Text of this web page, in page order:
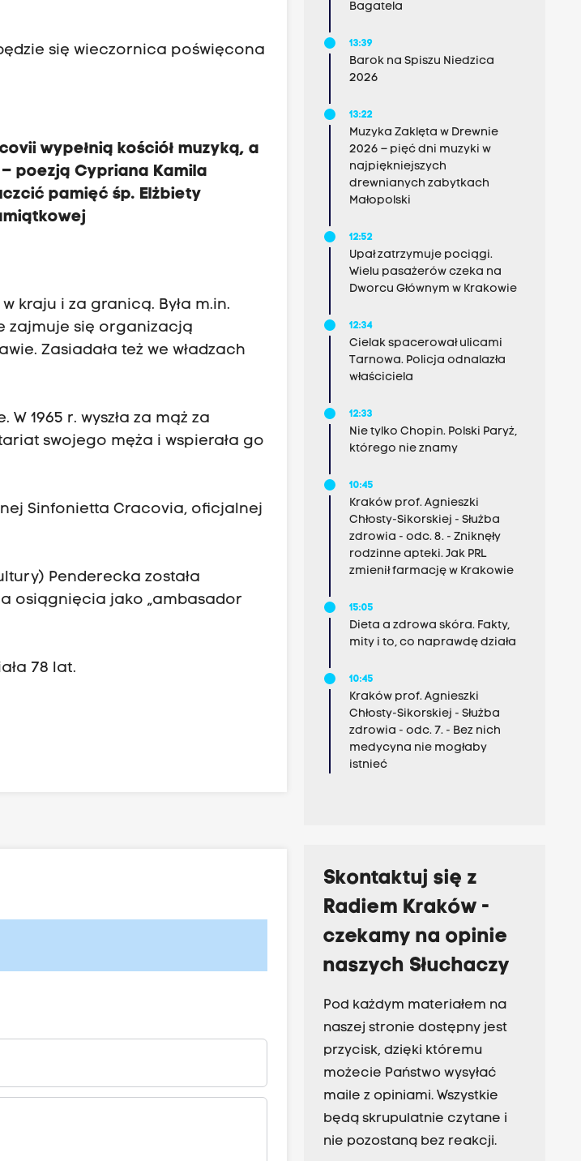
się wieczornica poświęcona
wypełnią kościół muzyką, a
poezją Cypriana Kamila
pamięć śp. Elżbiety
kraju i za granicą. Była m.in.
zajmuje się organizacją
Zasiadała też we władzach
1965 r. wyszła za mąż za
swojego męża i wspierała go
Sinfonietta Cracovia, oficjalnej
Penderecka została
osiągnięcia jako „ambasador
78 lat.
Bagatela
13:39
Barok na Spiszu Niedzica
2026
13:22
Muzyka Zaklęta w Drewnie
2026 – pięć dni muzyki w
najpiękniejszych
drewnianych zabytkach
Małopolski
12:52
Upał zatrzymuje pociągi.
Wielu pasażerów czeka na
Dworcu Głównym w Krakowie
12:34
Cielak spacerował ulicami
Tarnowa. Policja odnalazła
właściciela
12:33
Nie tylko Chopin. Polski Paryż,
którego nie znamy
10:45
Kraków prof. Agnieszki
Chłosty-Sikorskiej - Służba
zdrowia - odc. 8. - Zniknęły
rodzinne apteki. Jak PRL
zmienił farmację w Krakowie
15:05
Dieta a zdrowa skóra. Fakty,
mity i to, co naprawdę działa
10:45
Kraków prof. Agnieszki
Chłosty-Sikorskiej - Służba
zdrowia - odc. 7. - Bez nich
medycyna nie mogłaby
istnieć
Skontaktuj się z
Radiem Kraków -
czekamy na opinie
naszych Słuchaczy
Pod każdym materiałem na
naszej stronie dostępny jest
przycisk, dzięki któremu
możecie Państwo wysyłać
maile z opiniami. Wszystkie
będą skrupulatnie czytane i
nie pozostaną bez reakcji.